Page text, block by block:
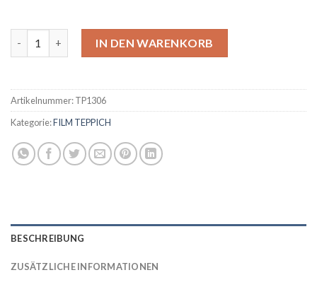
IN DEN WARENKORB
Artikelnummer:TP1306
Kategorie:FILM TEPPICH
BESCHREIBUNG
ZUSÄTZLICHE INFORMATIONEN